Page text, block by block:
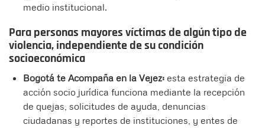
medio institucional.
Para personas mayores víctimas de algún tipo de
violencia, independiente de su condición
socioeconómica
Bogotá te Acompaña en la Vejez: esta estrategia de
acción socio jurídica funciona mediante la recepción
de quejas, solicitudes de ayuda, denuncias
ciudadanas y reportes de instituciones, y entes de